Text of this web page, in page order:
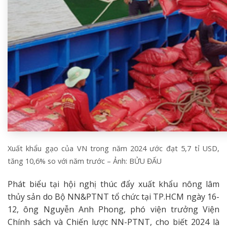
Xuất khẩu gạo của VN trong năm 2024 ước đạt 5,7 tỉ USD,
tăng 10,6% so với năm trước – Ảnh: BỬU ĐẤU
Phát biểu tại hội nghị thúc đẩy xuất khẩu nông lâm
thủy sản do Bộ NN&PTNT tổ chức tại TP.HCM ngày 16-
12, ông Nguyễn Anh Phong, phó viện trưởng Viện
Chính sách và Chiến lược NN-PTNT, cho biết 2024 là